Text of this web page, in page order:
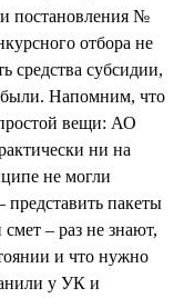
постановления №
отбора не
средства субсидии,
были. Напомним, что
вещи: АО
ни на
не могли
представить пакеты
– раз не знают,
и что нужно
у УК и